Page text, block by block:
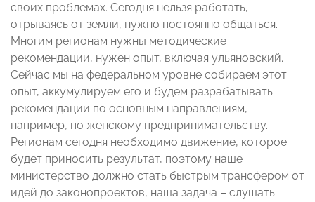
своих проблемах. Сегодня нельзя работать,
отрываясь от земли, нужно постоянно общаться.
Многим регионам нужны методические
рекомендации, нужен опыт, включая ульяновский.
Сейчас мы на федеральном уровне собираем этот
опыт, аккумулируем его и будем разрабатывать
рекомендации по основным направлениям,
например, по женскому предпринимательству.
Регионам сегодня необходимо движение, которое
будет приносить результат, поэтому наше
министерство должно стать быстрым трансфером от
идей до законопроектов, наша задача – слушать